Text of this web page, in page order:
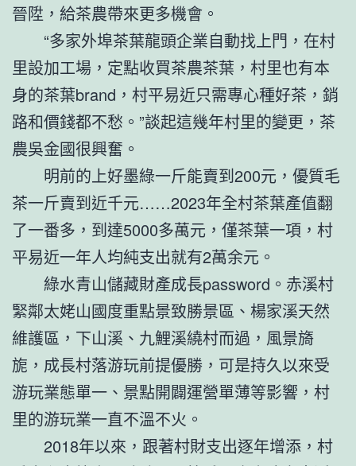
晉陞，給茶農帶來更多機會。
“多家外埠茶葉龍頭企業自動找上門，在村
里設加工場，定點收買茶農茶葉，村里也有本
身的茶葉brand，村平易近只需專心種好茶，銷
路和價錢都不愁。”談起這幾年村里的變更，茶
農吳金國很興奮。
明前的上好墨綠一斤能賣到200元，優質毛
茶一斤賣到近千元……2023年全村茶葉產值翻
了一番多，到達5000多萬元，僅茶葉一項，村
平易近一年人均純支出就有2萬余元。
綠水青山儲藏財產成長password。赤溪村
緊鄰太姥山國度重點景致勝景區、楊家溪天然
維護區，下山溪、九鯉溪繞村而過，風景旖
旎，成長村落游玩前提優勝，可是持久以來受
游玩業態單一、景點開闢運營單薄等影響，村
里的游玩業一直不溫不火。
2018年以來，跟著村財支出逐年增添，村